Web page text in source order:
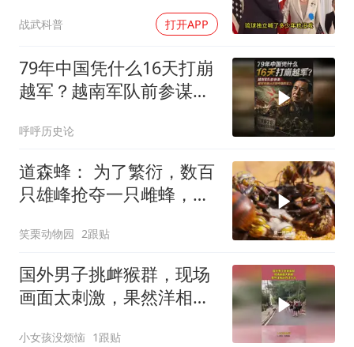
战武科普 打开APP
79年中国凭什么16天打崩
越军？越南军队前参谋：
力
呼呼历史论
道森蜂： 为了繁衍，数百
只雄峰抢夺一只雌蜂，哪
袋，雄峰也没打算就此放
过
笑栗动物园 2跟贴
国外男子挑衅猴群，现场
画面太刺激，果然洋相还
小女孩没烦恼 1跟贴